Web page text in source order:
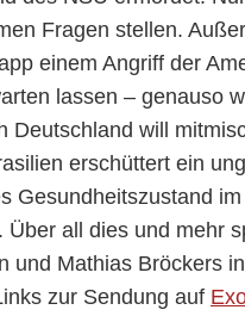
Fragen stellen.
einem Angriff der
lassen – genauso
Deutschland will
erschüttert ein
Gesundheitszustand
all dies und mehr
und Mathias Bröckers
zur Sendung auf